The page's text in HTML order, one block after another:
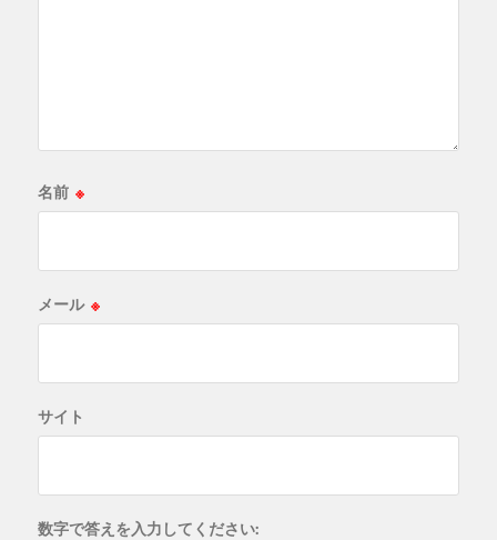
名前 ※
メール ※
サイト
数字で答えを入力してください: